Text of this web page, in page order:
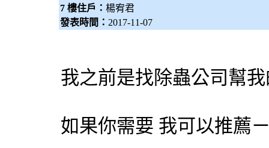
7 樓住戶： 楊宥君
發表時間： 2017-11-07
我之前是找除蟲公司幫
如果你需要 我可以推薦